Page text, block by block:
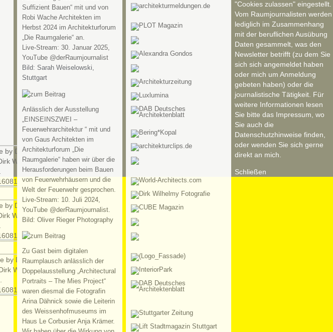
Suffizient Bauen“ mit und von
Robi Wache Architekten im
Herbst 2024 im Architekturforum
„Die Raumgalerie“ an.
Live-Stream: 30. Januar 2025,
YouTube @derRaumjournalist
Bild: Sarah Weiselowski,
Stuttgart
Anlässlich der Ausstellung
„EINSEINSZWEI –
Feuerwehrarchitektur “ mit und
von Gaus Architekten im
Architekturforum „Die
Raumgalerie“ haben wir über die
Herausforderungen beim Bauen
von Feuerwehrhäusern und die
Welt der Feuerwehr gesprochen.
Live-Stream: 10. Juli 2024,
YouTube @derRaumjournalist.
Bild: Oliver Rieger Photography
Zu Gast beim digitalen
Raumplausch anlässlich der
Doppelausstellung „Architectural
Portraits – The Mies Project“
waren diesmal die Fotografin
Arina Dähnick sowie die Leiterin
des Weissenhofmuseums im
Haus Le Corbusier Anja Krämer.
"Cookies zulassen" eingestellt.
Vom Raumjournalisten werden
lediglich im Zusammenhang
mit der beruflichen Ausübung
Daten gesammelt, was den
Newsletter betrifft (zu dem Sie
sich sich angemeldet haben
oder mich um Anmeldung
gebeten haben) oder die
journalistische Tätigkeit. Für
weitere Informationen lesen
Sie bitte das Impressum, wo
Sie auch die
Datenschutzhinweise finden,
oder wenden Sie sich gerne
direkt an mich.
Schließen